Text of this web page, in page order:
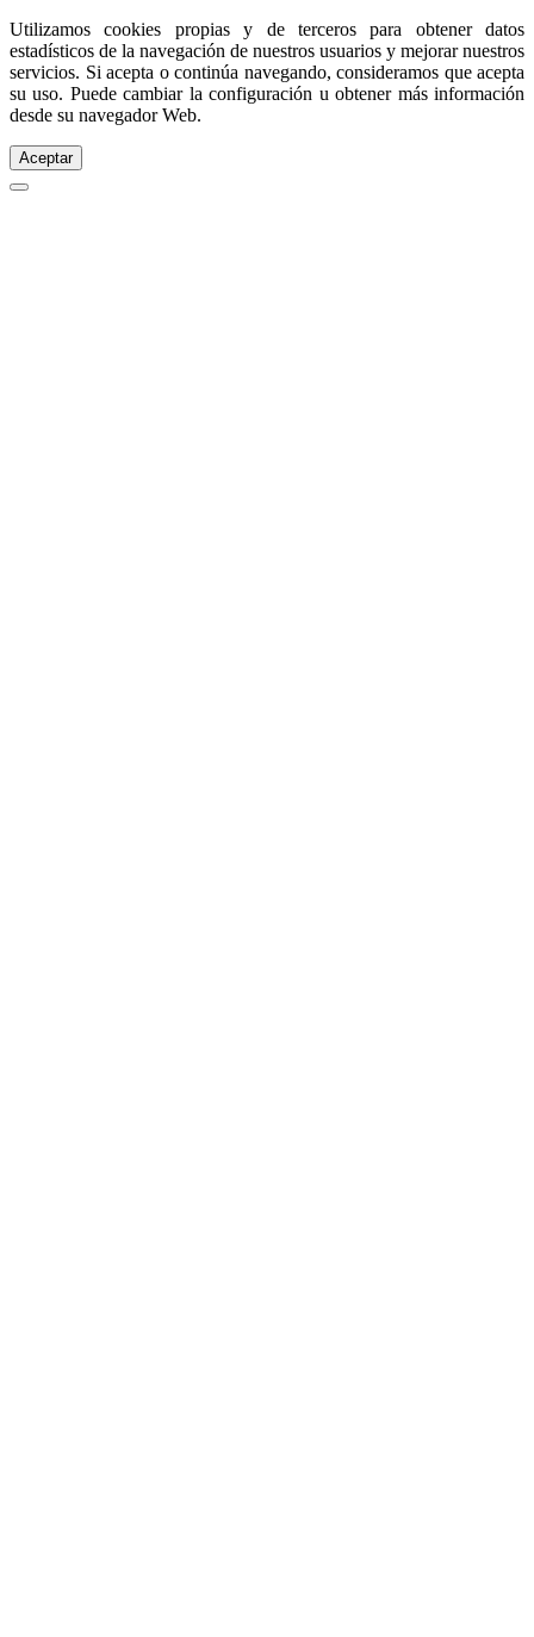
Utilizamos cookies propias y de terceros para obtener datos
estadísticos de la navegación de nuestros usuarios y mejorar nuestros
servicios. Si acepta o continúa navegando, consideramos que acepta
su uso. Puede cambiar la configuración u obtener más información
desde su navegador Web.
Aceptar